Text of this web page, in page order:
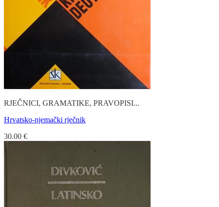
RJEČNICI, GRAMATIKE, PRAVOPISI...
Hrvatsko-njemački rječnik
30.00 €